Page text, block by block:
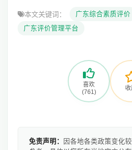
本文关键词：
广东综合素质评价
广东评价管理平台
喜欢
(761)
免责声明：
因各地各类政策变化